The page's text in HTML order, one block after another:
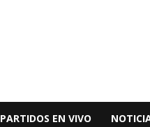
PARTIDOS EN VIVO